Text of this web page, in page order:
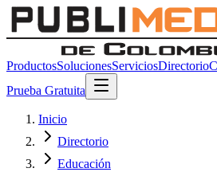
ProductosSolucionesServiciosDirectorio
Prueba Gratuita
Inicio
Directorio
Educación